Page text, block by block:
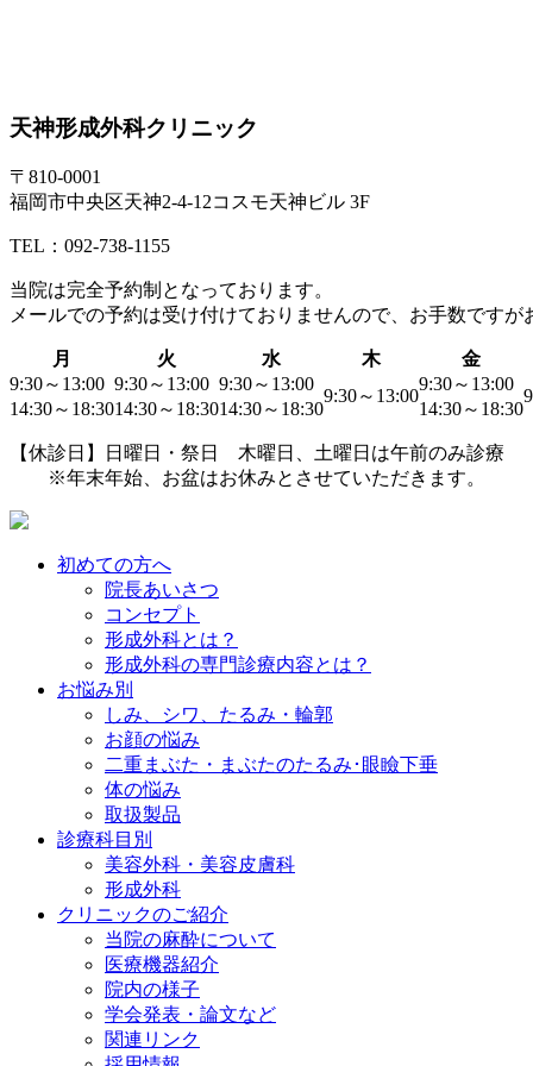
天神形成外科クリニック
〒810-0001
福岡市中央区天神2-4-12コスモ天神ビル 3F
TEL：092-738-1155
当院は完全予約制 となっております。
メールでの予約は受け付けておりませんので、お手数ですが
月 火 水 木
金
9:30～13:00 9:30～13:00 9:30～13:00
9:30～13:00
9:30～13:00
14:30～18:3014:30～18:3014:30～18:30 14:30～18:30
【休診日】日曜日・祭日 木曜日、土曜日は午前のみ診療
※年末年始、お盆はお休みとさせていただきます。
初めての方へ
院長あいさつ
コンセプト
形成外科とは？
形成外科の専門診療内容とは？
お悩み別
しみ、シワ、たるみ・輪郭
お顔の悩み
二重まぶた・まぶたのたるみ･眼瞼下垂
体の悩み
取扱製品
診療科目別
美容外科・美容皮膚科
形成外科
クリニックのご紹介
当院の麻酔について
医療機器紹介
院内の様子
学会発表・論文など
関連リンク